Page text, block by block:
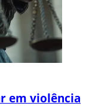
em violência